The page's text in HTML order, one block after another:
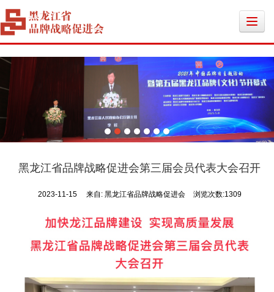
黑龙江省品牌战略促进会第三届会员代表大会召开
2023-11-15 来自: 黑龙江省品牌战略促进会 浏览次数:1309